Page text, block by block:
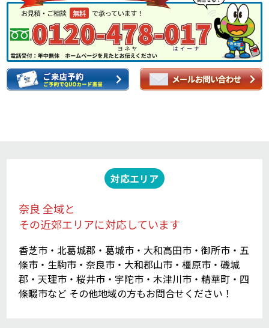
対応エリア
奈良 全域と
その近郊エリアに対応しています
香芝市・北葛城郡・葛城市・大和高田市・御所市・五
條市・生駒市・奈良市・大和郡山市・橿原市・磯城
郡・天理市・桜井市・宇陀市・木津川市・精華町・四
條畷市など その他地域の方もお問合せください！